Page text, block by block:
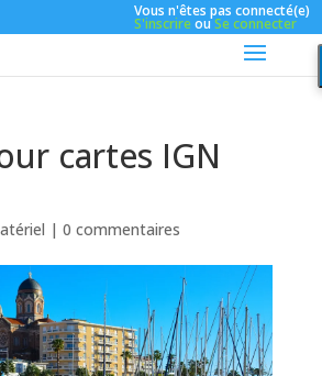
Vous n'êtes pas connecté(e)
S'inscrireouSe connecter
cartes IGN
| 0 commentaires